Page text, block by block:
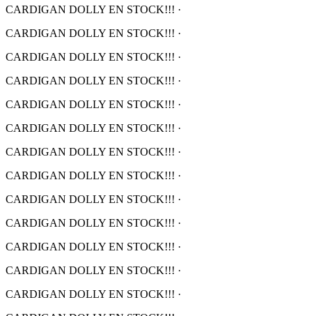
CARDIGAN DOLLY EN STOCK!!! ·
CARDIGAN DOLLY EN STOCK!!! ·
CARDIGAN DOLLY EN STOCK!!! ·
CARDIGAN DOLLY EN STOCK!!! ·
CARDIGAN DOLLY EN STOCK!!! ·
CARDIGAN DOLLY EN STOCK!!! ·
CARDIGAN DOLLY EN STOCK!!! ·
CARDIGAN DOLLY EN STOCK!!! ·
CARDIGAN DOLLY EN STOCK!!! ·
CARDIGAN DOLLY EN STOCK!!! ·
CARDIGAN DOLLY EN STOCK!!! ·
CARDIGAN DOLLY EN STOCK!!! ·
CARDIGAN DOLLY EN STOCK!!! ·